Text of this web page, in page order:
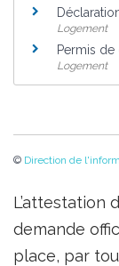
Logement
Permis
Logement
© Direction de
L’attestation
demande
place, par